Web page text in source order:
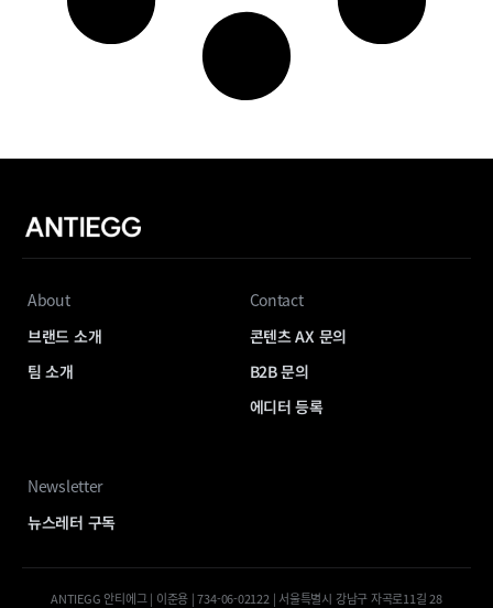
About
브랜드 소개
팀 소개
Contact
콘텐츠 AX 문의
B2B 문의
에디터 등록
Newsletter
뉴스레터 구독
ANTIEGG 안티에그 | 이준용 | 734-06-02122 | 서울특별시 강남구 자곡로11길 28